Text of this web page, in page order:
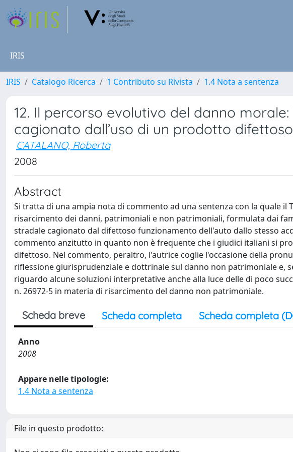
IRIS
IRIS Catalogo Ricerca 1 Contributo su Rivista 1.4 Nota a sentenza
12. Il percorso evolutivo del danno
cagionato dall’uso di un prodotto difettoso
CATALANO, Roberta
2008
Abstract
Si tratta di una ampia nota di commento ad una sentenza con la quale il
risarcimento dei danni, patrimoniali e non patrimoniali, formulata dai
stradale cagionato dal difettoso funzionamento dell'auto dallo stesso
commento anzitutto in quanto non è frequente che i giudici italiani si
difettoso. Nel commento, peraltro, l'autrice coglie l'occasione della
riflessione giurisprudenziale e dottrinale sul danno non patrimoniale e,
riguardo alcune soluzioni interpretative anche alla luce delle di poco
n. 26972-5 in materia di risarcimento del danno non patrimoniale.
Scheda breve Scheda completa Scheda completa
Anno
2008
Appare nelle tipologie:
1.4 Nota a sentenza
File in questo prodotto: